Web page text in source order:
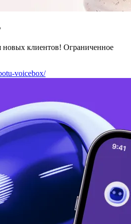
новых клиентов! Ограниченное
voicebox/